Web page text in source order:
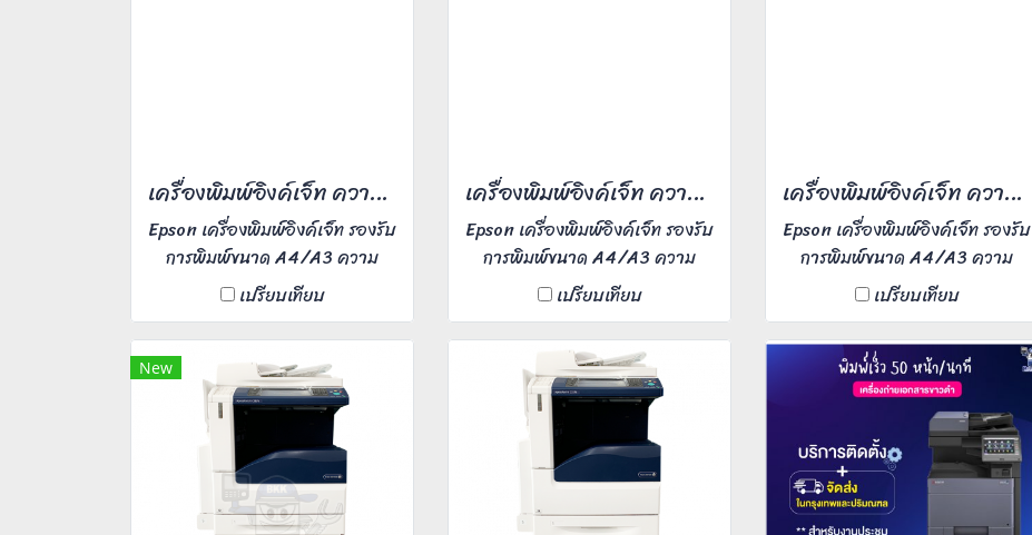
เครื่องพิมพ์อิงค์เจ็ท ความเร็วสี 100 หน้า/นาที
Epson เครื่องพิมพ์อิงค์เจ็ท รองรับ
การพิมพ์ขนาด A4/A3 ความ
ละเอียดงานพิมพ์ 600x2,400
dpi สแกนงานรูปภาพ 100 หน้า/
นาที ใช้งานสะดวกง่ายดาย บำรุง
รักษาน้อย และประสิทธิภาพในการ
พิมพ์สูง ท่านใดสนใจเช่าติดต่อเรา
เข้ามาได้เลยค่ะ
เปรียบเทียบ
เครื่องพิมพ์อิงค์เจ็ท ความเร็วสี 75 หน้า/นาที
Epson เครื่องพิมพ์อิงค์เจ็ท รองรับ
การพิมพ์ขนาด A4/A3 ความ
ละเอียดงานพิมพ์ 600x2,400
dpi สแกนงานรูปภาพ 75 หน้า/
นาที ใช้งานสะดวกง่ายดาย บำรุง
รักษาน้อย และประสิทธิภาพในการ
พิมพ์สูง ท่านใดสนใจเช่าติดต่อเรา
เข้ามาได้เลยค่ะ
เปรียบเทียบ
เครื่องพิมพ์อิงค์เจ็ท ความเร็วสี 60 หน้า/นาที
Epson เครื่องพิมพ์อิงค์เจ็ท รองรับ
การพิมพ์ขนาด A4/A3 ความ
ละเอียดงานพิมพ์ 600x2,400
dpi สแกนงานรูปภาพ 110 หน้า/
นาที ใช้งานสะดวกง่ายดาย บำรุง
รักษาน้อย และประสิทธิภาพในการ
พิมพ์สูง ท่านใดสนใจเช่าติดต่อเรา
เข้ามาได้เลยค่ะ
เปรียบเทียบ
New